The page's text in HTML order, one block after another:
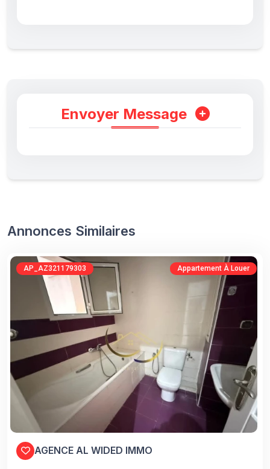
Envoyer Message
Annonces Similaires
AP_AZ321179303 Appartement À Louer
AGENCE AL WIDED IMMO